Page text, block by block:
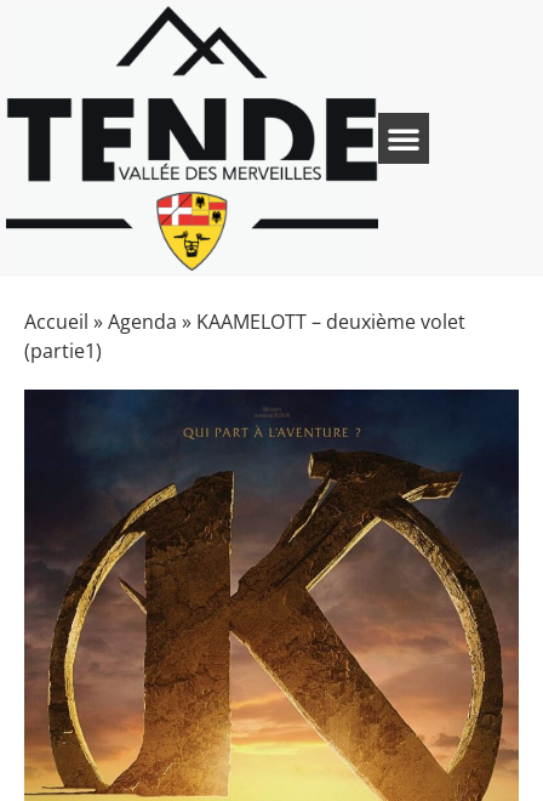
Accueil »Agenda » KAAMELOTT – deuxième volet
(partie1)